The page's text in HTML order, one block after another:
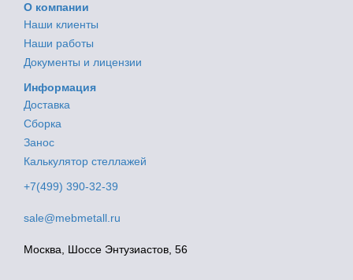
О компании
Наши клиенты
Наши работы
Документы и лицензии
Информация
Доставка
Сборка
Занос
Калькулятор стеллажей
+7(499) 390-32-39
sale@mebmetall.ru
Москва, Шоссе Энтузиастов, 56